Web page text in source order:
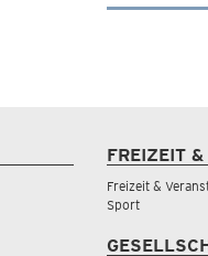
FREIZEIT &
Freizeit &
Sport